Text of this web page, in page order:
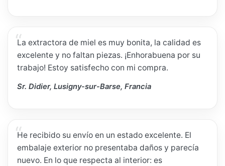
La extractora de miel es muy bonita, la calidad es
excelente y no faltan piezas. ¡Enhorabuena por su
trabajo! Estoy satisfecho con mi compra.
Sr. Didier, Lusigny-sur-Barse, Francia
He recibido su envío en un estado excelente. El
embalaje exterior no presentaba daños y parecía
nuevo. En lo que respecta al interior: es